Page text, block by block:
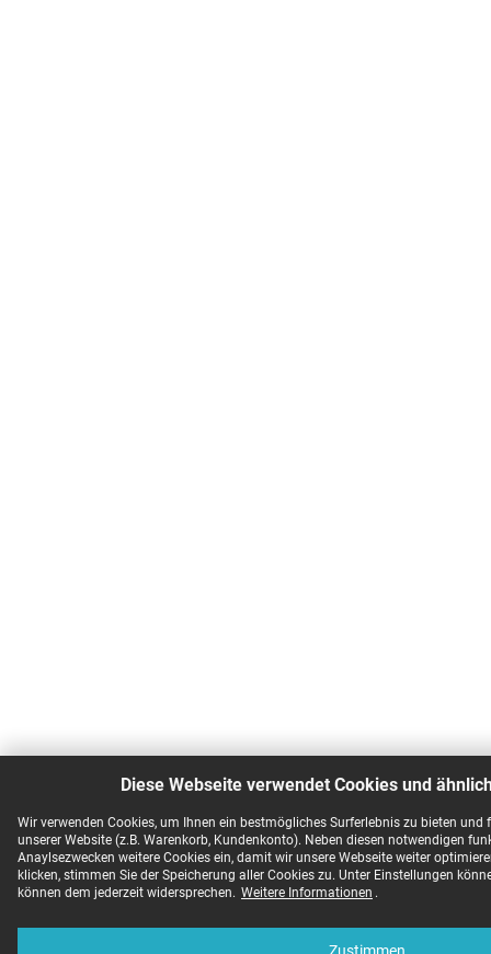
Diese Webseite verwendet Cookies und
Wir verwenden Cookies, um Ihnen ein bestmögliches Surferlebnis zu bieten
unserer Website (z.B. Warenkorb, Kundenkonto). Neben diesen notwendigen
Anaylsezwecken weitere Cookies ein, damit wir unsere Webseite weiter
klicken, stimmen Sie der Speicherung aller Cookies zu. Unter Einstellungen
können dem jederzeit widersprechen. Weitere Informationen .
Zustimmen